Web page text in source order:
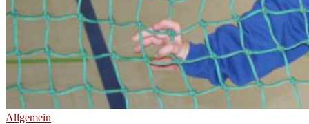
Allgemein